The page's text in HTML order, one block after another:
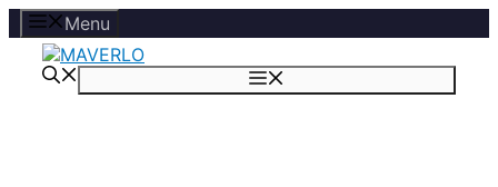
Zum
Inhalt
springen
Menu